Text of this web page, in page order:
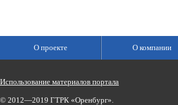
О проекте О компании
Использование материалов портала
© 2012—2019 ГТРК «Оренбург».